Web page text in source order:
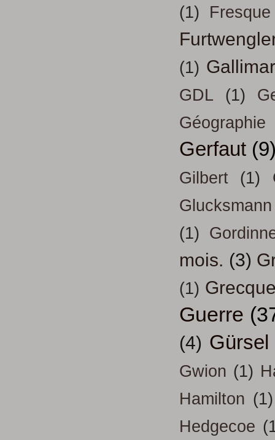
(1) Fresque
(1)
GDL (1)
Géographie
Gerfaut
Gilbert (1)
Glucksmann
(1)
mois. (3)
(1)
Guerre
(4) Gürsel
Gwion (1)
Hamilton (1)
Hedgecoe